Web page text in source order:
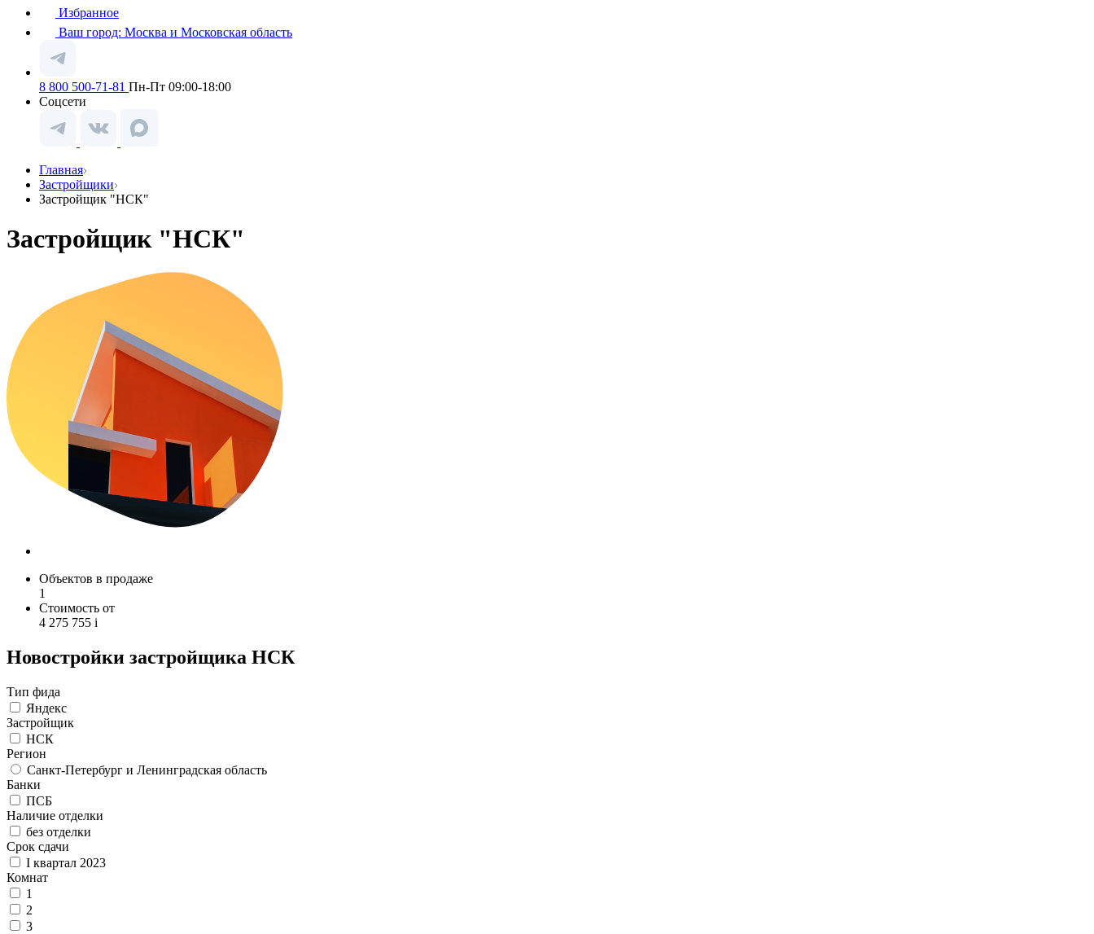
Избранное
Ваш город: Москва и Московская область
8 800 500-71-81 Пн-Пт 09:00-18:00
Соцсети
Главная
Застройщики
Застройщик "НСК"
Застройщик "НСК"
Объектов в продаже
1
Стоимость от
4 275 755 i
Новостройки застройщика НСК
Тип фида
Яндекс
Застройщик
НСК
Регион
Санкт-Петербург и Ленинградская область
Банки
ПСБ
Наличие отделки
без отделки
Срок сдачи
I квартал 2023
Комнат
1
2
3